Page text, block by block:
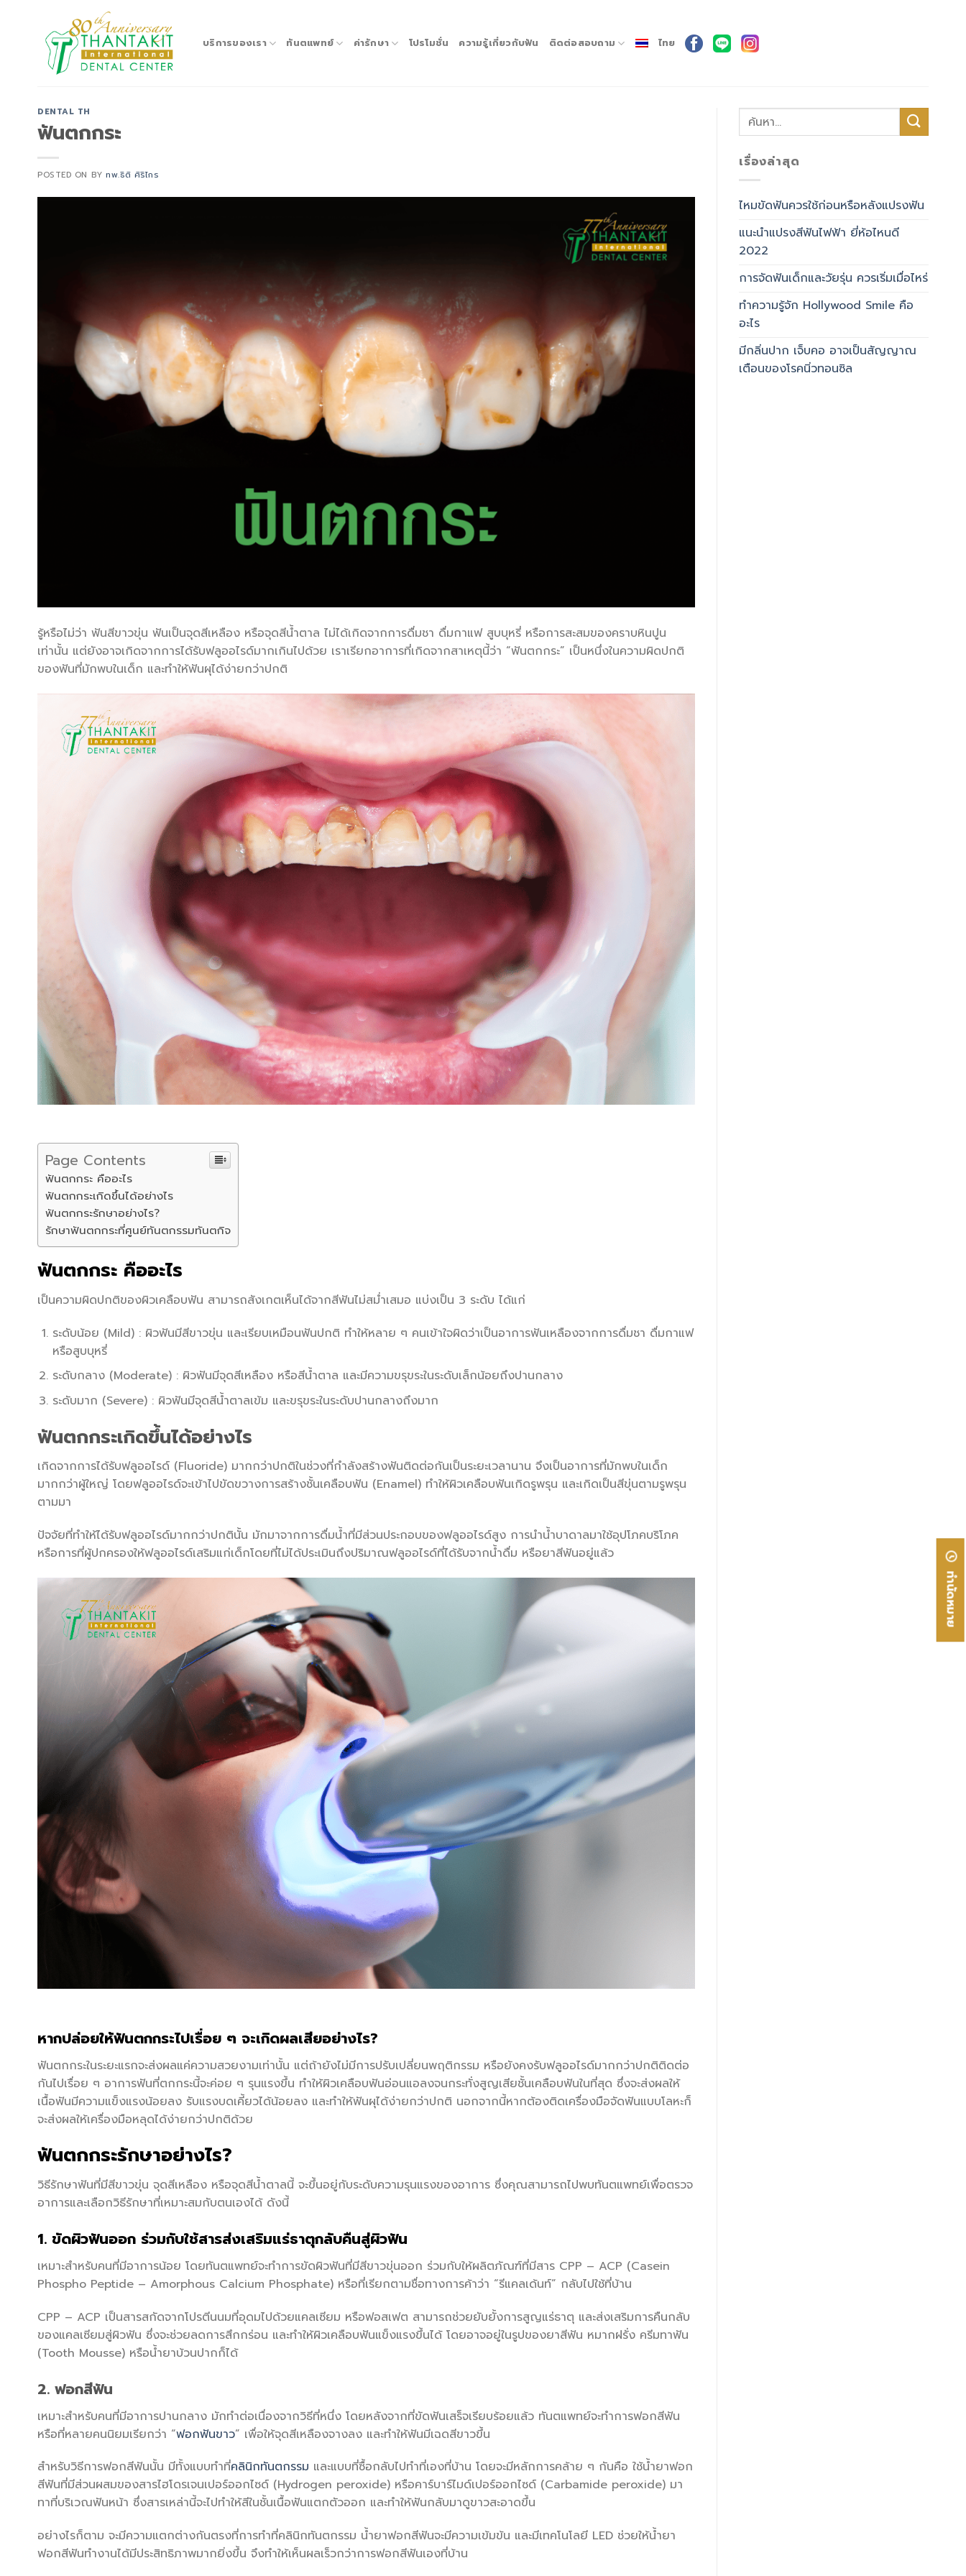
บริการของเรา ทันตแพทย์ ค่ารักษา โปรโมชั่น ความรู้เกี่ยวกับฟัน ติดต่อสอบถาม ไทย
DENTAL TH
ฟันตกกระ
POSTED ON BYทพ.ธิติ ศิริไกร
รู้หรือไม่ว่า ฟันสีขาวขุ่น ฟันเป็นจุดสีเหลือง หรือจุดสีน้ำตาล ไม่ได้เกิดจากการดื่มชา ดื่มกาแฟ สูบบุหรี่ หรือการสะสมของคราบหินปูน
เท่านั้น แต่ยังอาจเกิดจากการได้รับฟลูออไรด์มากเกินไปด้วย เราเรียกอาการที่เกิดจากสาเหตุนี้ว่า “ฟันตกกระ” เป็นหนึ่งในความผิดปกติ
ของฟันที่มักพบในเด็ก และทำให้ฟันผุได้ง่ายกว่าปกติ
Page Contents
ฟันตกกระ คืออะไร
ฟันตกกระเกิดขึ้นได้อย่างไร
ฟันตกกระรักษาอย่างไร?
รักษาฟันตกกระที่ศูนย์ทันตกรรมทันตกิจ
ฟันตกกระ คืออะไร
เป็นความผิดปกติของผิวเคลือบฟัน สามารถสังเกตเห็นได้จากสีฟันไม่สม่ำเสมอ แบ่งเป็น 3 ระดับ ได้แก่
ระดับน้อย (Mild) : ผิวฟันมีสีขาวขุ่น และเรียบเหมือนฟันปกติ ทำให้หลาย ๆ คนเข้าใจผิดว่าเป็นอาการฟันเหลืองจากการดื่มชา ดื่มกาแฟ
หรือสูบบุหรี่
ระดับกลาง (Moderate) : ผิวฟันมีจุดสีเหลือง หรือสีน้ำตาล และมีความขรุขระในระดับเล็กน้อยถึงปานกลาง
ระดับมาก (Severe) : ผิวฟันมีจุดสีน้ำตาลเข้ม และขรุขระในระดับปานกลางถึงมาก
ฟันตกกระเกิดขึ้นได้อย่างไร
เกิดจากการได้รับฟลูออไรด์ (Fluoride) มากกว่าปกติในช่วงที่กำลังสร้างฟันติดต่อกันเป็นระยะเวลานาน จึงเป็นอาการที่มักพบในเด็ก
มากกว่าผู้ใหญ่ โดยฟลูออไรด์จะเข้าไปขัดขวางการสร้างชั้นเคลือบฟัน (Enamel) ทำให้ผิวเคลือบฟันเกิดรูพรุน และเกิดเป็นสีขุ่นตามรูพรุน
ตามมา
ปัจจัยที่ทำให้ได้รับฟลูออไรด์มากกว่าปกตินั้น มักมาจากการดื่มน้ำที่มีส่วนประกอบของฟลูออไรด์สูง การนำน้ำบาดาลมาใช้อุปโภคบริโภค
หรือการที่ผู้ปกครองให้ฟลูออไรด์เสริมแก่เด็กโดยที่ไม่ได้ประเมินถึงปริมาณฟลูออไรด์ที่ได้รับจากน้ำดื่ม หรือยาสีฟันอยู่แล้ว
หากปล่อยให้ฟันตกกระไปเรื่อย ๆ จะเกิดผลเสียอย่างไร?
ฟันตกกระในระยะแรกจะส่งผลแค่ความสวยงามเท่านั้น แต่ถ้ายังไม่มีการปรับเปลี่ยนพฤติกรรม หรือยังคงรับฟลูออไรด์มากกว่าปกติติดต่อ
กันไปเรื่อย ๆ อาการฟันที่ตกกระนี้จะค่อย ๆ รุนแรงขึ้น ทำให้ผิวเคลือบฟันอ่อนแอลงจนกระทั่งสูญเสียชั้นเคลือบฟันในที่สุด ซึ่งจะส่งผลให้
เนื้อฟันมีความแข็งแรงน้อยลง รับแรงบดเคี้ยวได้น้อยลง และทำให้ฟันผุได้ง่ายกว่าปกติ นอกจากนี้หากต้องติดเครื่องมือจัดฟันแบบโลหะก็
จะส่งผลให้เครื่องมือหลุดได้ง่ายกว่าปกติด้วย
ฟันตกกระรักษาอย่างไร?
วิธีรักษาฟันที่มีสีขาวขุ่น จุดสีเหลือง หรือจุดสีน้ำตาลนี้ จะขึ้นอยู่กับระดับความรุนแรงของอาการ ซึ่งคุณสามารถไปพบทันตแพทย์เพื่อตรวจ
อาการและเลือกวิธีรักษาที่เหมาะสมกับตนเองได้ ดังนี้
1. ขัดผิวฟันออก ร่วมกับใช้สารส่งเสริมแร่ธาตุกลับคืนสู่ผิวฟัน
เหมาะสำหรับคนที่มีอาการน้อย โดยทันตแพทย์จะทำการขัดผิวฟันที่มีสีขาวขุ่นออก ร่วมกับให้ผลิตภัณฑ์ที่มีสาร CPP – ACP (Casein
Phospho Peptide – Amorphous Calcium Phosphate) หรือที่เรียกตามชื่อทางการค้าว่า “รีแคลเด้นท์” กลับไปใช้ที่บ้าน
CPP – ACP เป็นสารสกัดจากโปรตีนนมที่อุดมไปด้วยแคลเซียม หรือฟอสเฟต สามารถช่วยยับยั้งการสูญแร่ธาตุ และส่งเสริมการคืนกลับ
ของแคลเซียมสู่ผิวฟัน ซึ่งจะช่วยลดการสึกกร่อน และทำให้ผิวเคลือบฟันแข็งแรงขึ้นได้ โดยอาจอยู่ในรูปของยาสีฟัน หมากฝรั่ง ครีมทาฟัน
(Tooth Mousse) หรือน้ำยาบ้วนปากก็ได้
2. ฟอกสีฟัน
เหมาะสำหรับคนที่มีอาการปานกลาง มักทำต่อเนื่องจากวิธีที่หนึ่ง โดยหลังจากที่ขัดฟันเสร็จเรียบร้อยแล้ว ทันตแพทย์จะทำการฟอกสีฟัน
หรือที่หลายคนนิยมเรียกว่า “ฟอกฟันขาว” เพื่อให้จุดสีเหลืองจางลง และทำให้ฟันมีเฉดสีขาวขึ้น
สำหรับวิธีการฟอกสีฟันนั้น มีทั้งแบบทำที่คลินิกทันตกรรม และแบบที่ซื้อกลับไปทำที่เองที่บ้าน โดยจะมีหลักการคล้าย ๆ กันคือ ใช้น้ำยาฟอก
สีฟันที่มีส่วนผสมของสารไฮโดรเจนเปอร์ออกไซด์ (Hydrogen peroxide) หรือคาร์บาร์ไมด์เปอร์ออกไซด์ (Carbamide peroxide) มา
ทาที่บริเวณฟันหน้า ซึ่งสารเหล่านี้จะไปทำให้สีในชั้นเนื้อฟันแตกตัวออก และทำให้ฟันกลับมาดูขาวสะอาดขึ้น
อย่างไรก็ตาม จะมีความแตกต่างกันตรงที่การทำที่คลินิกทันตกรรม น้ำยาฟอกสีฟันจะมีความเข้มข้น และมีเทคโนโลยี LED ช่วยให้น้ำยา
ฟอกสีฟันทำงานได้มีประสิทธิภาพมากยิ่งขึ้น จึงทำให้เห็นผลเร็วกว่าการฟอกสีฟันเองที่บ้าน
เรื่องล่าสุด
ไหมขัดฟันควรใช้ก่อนหรือหลังแปรงฟัน
แนะนำแปรงสีฟันไฟฟ้า ยี่ห้อไหนดี
2022
การจัดฟันเด็กและวัยรุ่น ควรเริ่มเมื่อไหร่
ทำความรู้จัก Hollywood Smile คือ
อะไร
มีกลิ่นปาก เจ็บคอ อาจเป็นสัญญาณ
เตือนของโรคนิ่วทอนซิล
ทำนัดหมาย